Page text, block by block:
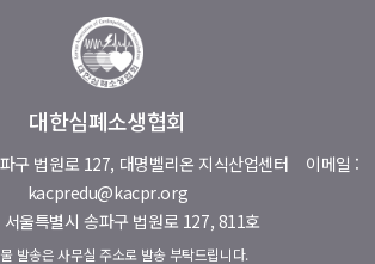
대한심폐소생협회
구 법원로 127, 대명벨리온 지식산업센터 이메일 :
kacpredu@kacpr.org
서울특별시 송파구 법원로 127, 811호
발송은 사무실 주소로 발송 부탁드립니다.